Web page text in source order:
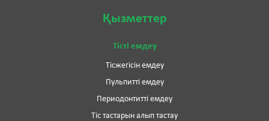
Қызметтер
Тісті емдеу
Тісжегісін емдеу
Пульпитті емдеу
Периодонтитті емдеу
Тіс тастарын алып тастау